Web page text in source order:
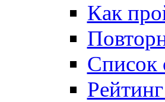
Как
Список